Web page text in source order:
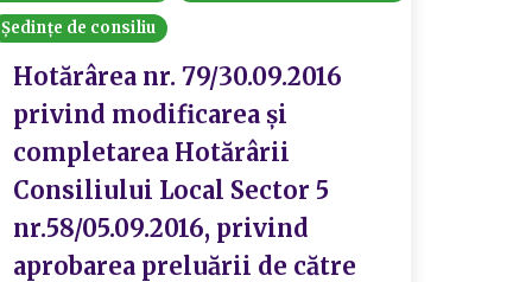
Ședințe de consiliu
Hotărârea nr. 79/30.09.2016
privind modificarea și
completarea Hotărârii
Consiliului Local Sector 5
nr.58/05.09.2016, privind
aprobarea preluării de către